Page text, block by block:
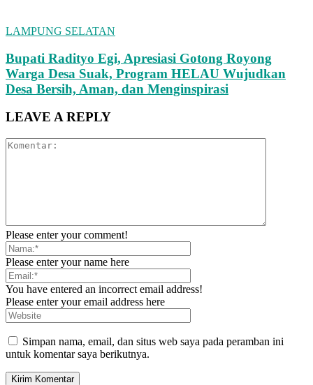
LAMPUNG SELATAN
Bupati Radityo Egi, Apresiasi Gotong Royong
Warga Desa Suak, Program HELAU Wujudkan
Desa Bersih, Aman, dan Menginspirasi
LEAVE A REPLY
Please enter your comment!
Please enter your name here
You have entered an incorrect email address!
Please enter your email address here
Simpan nama, email, dan situs web saya pada peramban ini
untuk komentar saya berikutnya.